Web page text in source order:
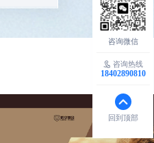
咨询热线
18402890810
回到顶部